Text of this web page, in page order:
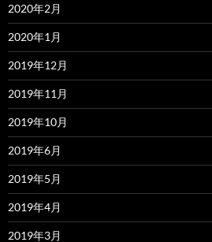
2020年2月
2020年1月
2019年12月
2019年11月
2019年10月
2019年6月
2019年5月
2019年4月
2019年3月